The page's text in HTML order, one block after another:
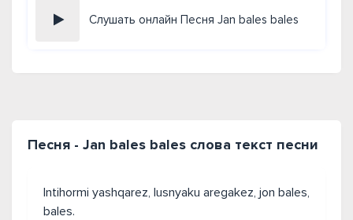
Слушать онлайн Песня Jan bales bales
Песня - Jan bales bales слова текст песни
Intihormi yashqarez, lusnyaku aregakez, jon bales,
bales.